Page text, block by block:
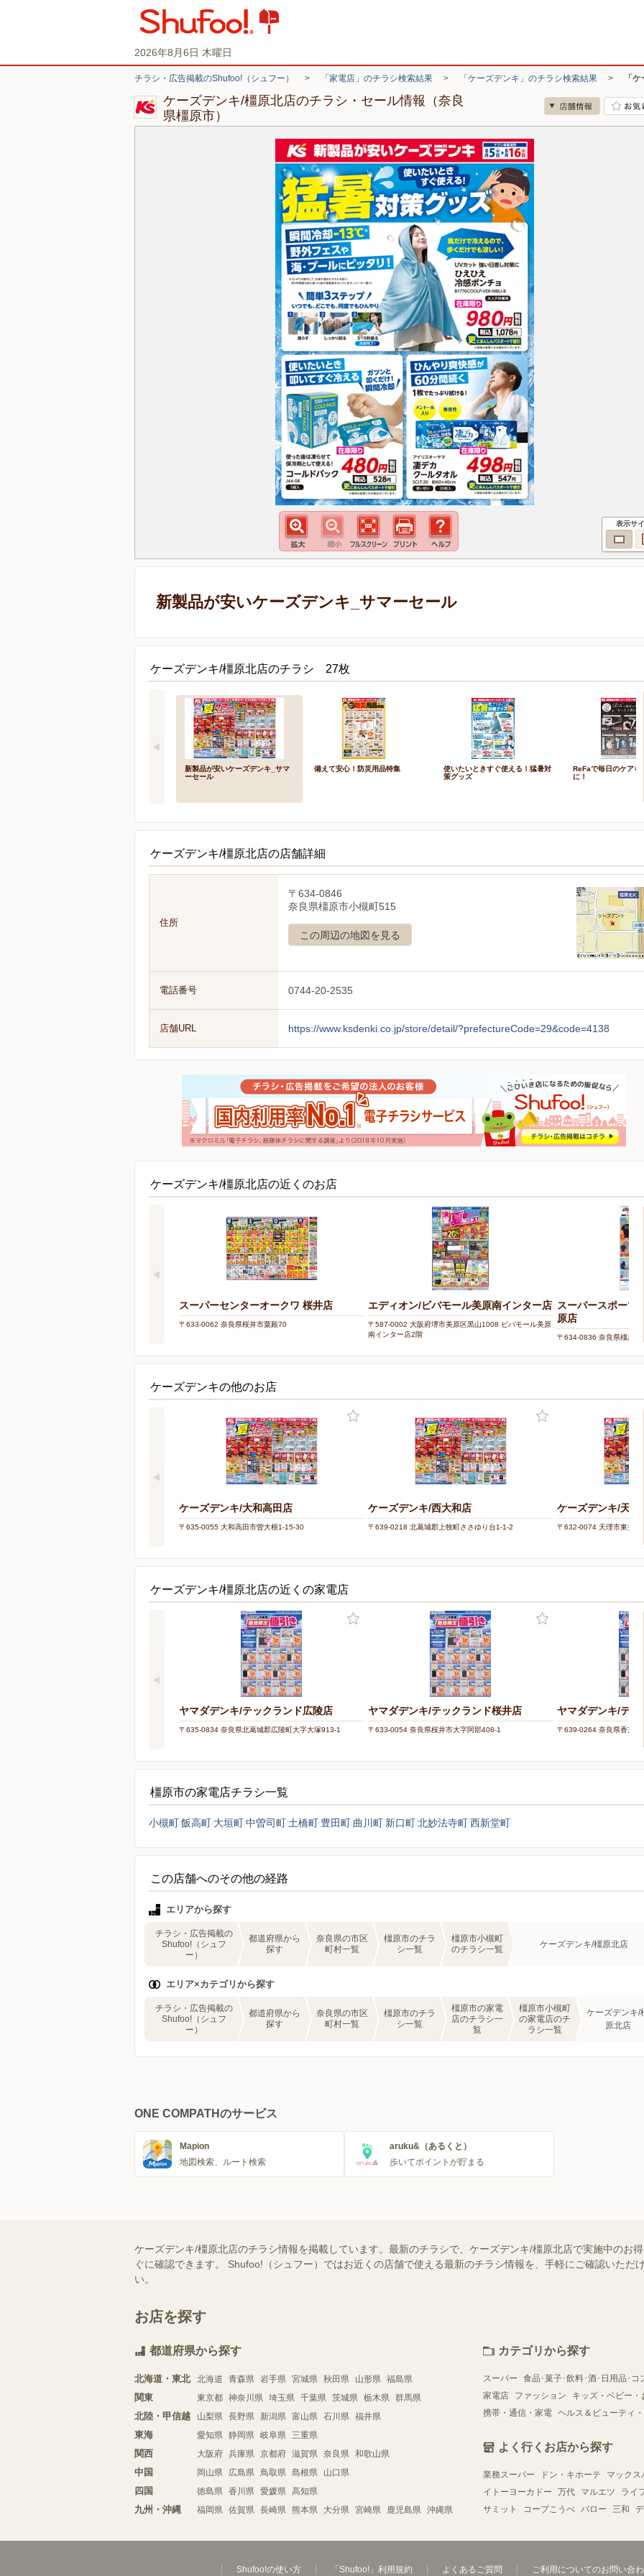
2026年8月6日 木曜日
チラシ・広告掲載のShufoo!（シュフー） > 「家電店」のチラシ検索結果 > 「ケーズデンキ」のチラシ検索結果 > 「
ケーズデンキ/橿原北店のチラシ・セール情報（奈良
県橿原市）
表示サ
新製品が安いケーズデンキ_サマーセール
ケーズデンキ/橿原北店のチラシ 27枚
新製品が安いケーズデンキ_サマ
ーセール
備えて安心！防災用品特集
使いたいときすぐ使える！猛暑対
策グッズ
ReFaで毎日のケアを
に！
ケーズデンキ/橿原北店の店舗詳細
住所
〒634-0846
奈良県橿原市小槻町515
この周辺の地図を見る
電話番号 0744-20-2535
店舗URL https://www.ksdenki.co.jp/store/detail/?prefectureCode=29&code=4138
ケーズデンキ/橿原北店の近くのお店
スーパーセンターオークワ 桜井店
〒633-0062 奈良県桜井市粟殿70
エディオン/ビバモール美原南インター店
〒587-0002 大阪府堺市美原区黒山1008 ビバモール美原
南インター店2階
スーパースポーツ
原店
〒634-0836 奈良県橿原
ケーズデンキの他のお店
ケーズデンキ/大和高田店
〒635-0055 大和高田市曽大根1-15-30
ケーズデンキ/西大和店
〒639-0218 北葛城郡上牧町ささゆり台1-1-2
ケーズデンキ/天理店
〒632-0074 天理市東井戸
ケーズデンキ/橿原北店の近くの家電店
ヤマダデンキ/テックランド広陵店
〒635-0834 奈良県北葛城郡広陵町大字大塚913-1
ヤマダデンキ/テックランド桜井店
〒633-0054 奈良県桜井市大字阿部408-1
ヤマダデンキ/テッ
〒639-0264 奈良県香芝市
橿原市の家電店チラシ一覧
小槻町飯高町 大垣町中曽司町 土橋町 豊田町 曲川町 新口町北妙法寺町西新堂町
この店舗へのその他の経路
エリアから探す
チラシ・広告掲載の
Shufoo!（シュフ
ー）
都道府県から
探す
奈良県の市区
町村一覧
橿原市のチラ
シ一覧
橿原市小槻町
のチラシ一覧
ケーズデンキ/橿原北店
エリア×カテゴリから探す
チラシ・広告掲載の
Shufoo!（シュフ
ー）
都道府県から
探す
奈良県の市区
町村一覧
橿原市のチラ
シ一覧
橿原市の家電
店のチラシ一
覧
橿原市小槻町
の家電店のチ
ラシ一覧
ケーズデンキ/
原北店
ONE COMPATHのサービス
Mapion
地図検索、ルート検索
aruku&（あるくと）
歩いてポイントが貯まる
ケーズデンキ/橿原北店のチラシ情報を掲載しています。最新のチラシで、ケーズデンキ/橿原北店で実施中のお
ぐに確認できます。 Shufoo!（シュフー）ではお近くの店舗で使える最新のチラシ情報を、手軽にご確認いただ
い。
お店を探す
都道府県から探す
北海道・東北 北海道 青森県 岩手県 宮城県 秋田県 山形県 福島県
関東 東京都 神奈川県 埼玉県 千葉県 茨城県 栃木県 群馬県
北陸・甲信越 山梨県 長野県 新潟県 富山県 石川県 福井県
東海 愛知県 静岡県 岐阜県 三重県
関西 大阪府 兵庫県 京都府 滋賀県 奈良県 和歌山県
中国 岡山県 広島県 鳥取県 島根県 山口県
四国 徳島県 香川県 愛媛県 高知県
九州・沖縄 福岡県 佐賀県 長崎県 熊本県 大分県 宮崎県 鹿児島県 沖縄県
カテゴリから探す
スーパー 食品･菓子･飲料･酒･日用品･コ
家電店
ファッション キッズ・ベビー・
携帯・通信・家電 ヘルス＆ビューティ
よく行くお店から探す
業務スーパー ドン・キホーテ マックス
イトーヨーカドー
万代 マルエツ ライ
サミット
コープこうべ バロー 三和
Shufoo!の使い方 「Shufoo!」利用規約 よくあるご質問 ご利用についてのお問い合